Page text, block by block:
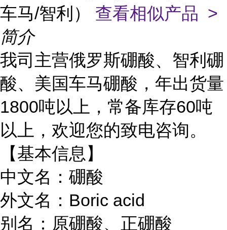
车马/智利） 查看相似产品 >
简介
我司 主营俄罗斯硼酸、智利硼
酸、美国车马硼酸，年出货量
1800吨以上，常备库存60吨
以上，欢迎您的致电咨询。
【基本信息】
中文名：硼酸
外文名：Boric acid
别名：原硼酸、正硼酸